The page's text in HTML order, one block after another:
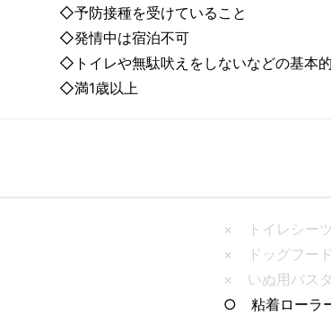
◇予防接種を受けていること
◇発情中は宿泊不可
◇トイレや無駄吠えをしないなどの基本
◇満1歳以上
× トイレシ
× ドッグフ
× いぬ用バ
○ 粘着ロー